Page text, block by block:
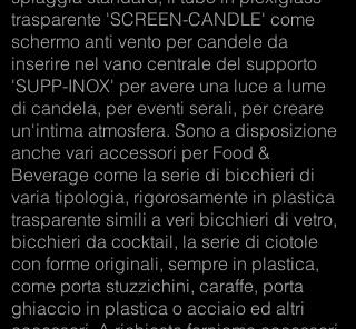
trasparente 'SCREEN-CANDLE' come
schermo anti vento per candele da
inserire nel vano centrale del supporto
'SUPP-INOX' per avere una luce a lume
di candela, per eventi serali, per creare
un'intima atmosfera. Sono a disposizione
anche vari accessori per Food &
Beverage come la serie di bicchieri di
varia tipologia, rigorosamente in plastica
trasparente simili a veri bicchieri di vetro,
bicchieri da cocktail, la serie di ciotole
con forme originali, sempre in plastica,
come porta stuzzichini, caraffe, porta
ghiaccio in plastica o acciaio ed altri